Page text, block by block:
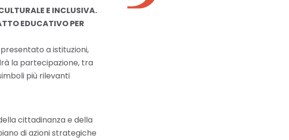
E INCLUSIVA.
EDUCATIVO PER
a istituzioni,
la partecipazione, tra
più rilevanti
cittadinanza e della
di azioni strategiche